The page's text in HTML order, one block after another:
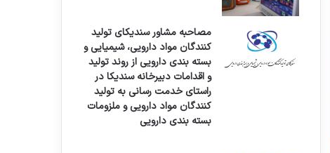
مصاحبه مشاور سندیکای تولید
کنندگان مواد دارویی، شیمیایی و
بسته بندی دارویی از روند تولید
و اقدامات دبیرخانه سندیکا در
راستای خدمت رسانی به تولید
کنندگان مواد دارویی و ملزومات
بسته بندی دارویی